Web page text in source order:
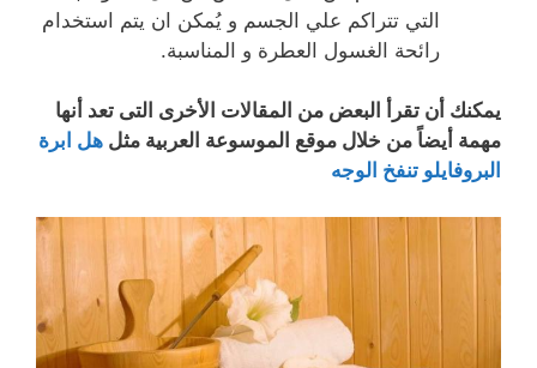
التي تتراكم علي الجسم و يُمكن ان يتم استخدام
رائحة الغسول العطرة و المناسبة.
يمكنك أن تقرأ البعض من المقالات الأخرى التى تعد أنها
مهمة أيضاً من خلال موقع الموسوعة العربية مثل هل ابرة
البروفايلو تنفخ الوجه